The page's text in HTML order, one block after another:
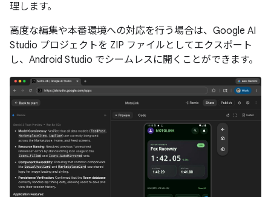
理します。
高度な編集や本番環境への対応を行う場合は、Google AI
Studio プロジェクトを ZIP ファイルとしてエクスポート
し、Android Studio でシームレスに開くことができます。